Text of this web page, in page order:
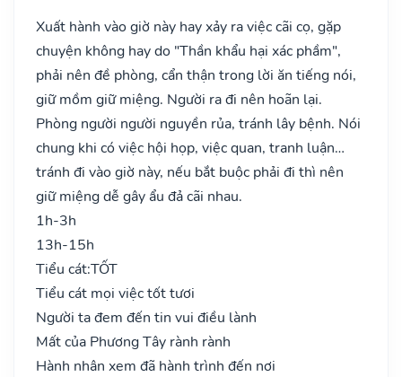
Xuất hành vào giờ này hay xảy ra việc cãi cọ, gặp
chuyện không hay do "Thần khẩu hại xác phầm",
phải nên đề phòng, cẩn thận trong lời ăn tiếng nói,
giữ mồm giữ miệng. Người ra đi nên hoãn lại.
Phòng người người nguyền rủa, tránh lây bệnh. Nói
chung khi có việc hội họp, việc quan, tranh luận…
tránh đi vào giờ này, nếu bắt buộc phải đi thì nên
giữ miệng dễ gây ẩu đả cãi nhau.
1h-3h
13h-15h
Tiểu cát:TỐT
Tiểu cát mọi việc tốt tươi
Người ta đem đến tin vui điều lành
Mất của Phương Tây rành rành
Hành nhân xem đã hành trình đến nơi